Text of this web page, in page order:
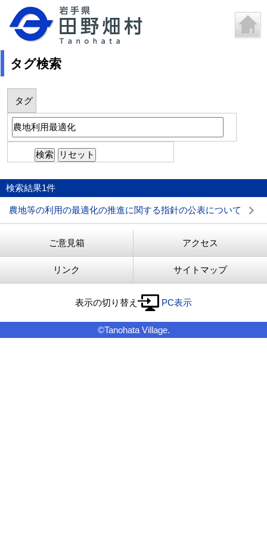
タグ検索
タグ
検索結果1件
農地等の利用の最適化の推進に関する指針の公表について
ご意見箱 アクセス
リンク サイトマップ
表示の切り替え PC表示
©Tanohata Village.